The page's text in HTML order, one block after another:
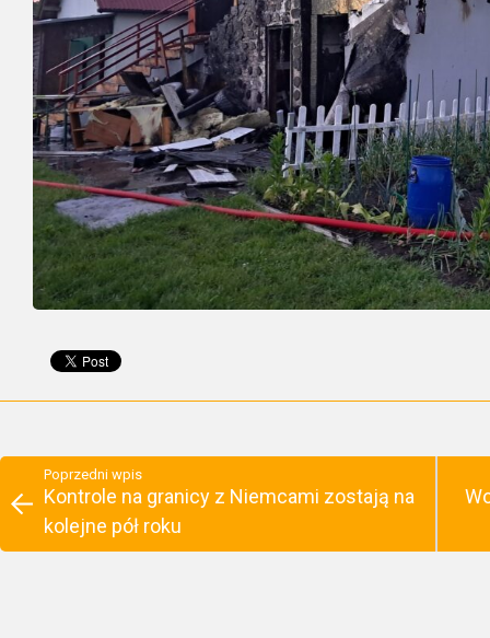
Poprzedni wpis
Kontrole na granicy z Niemcami zostają na
kolejne pół roku